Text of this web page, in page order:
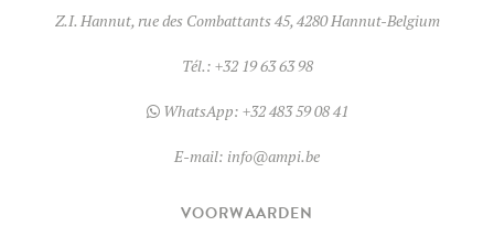
Z.I. Hannut, rue des Combattants 45, 4280 Hannut-Belgium
Tél.: +32 19 63 63 98
WhatsApp: +32 483 59 08 41
E-mail: info@ampi.be
VOORWAARDEN